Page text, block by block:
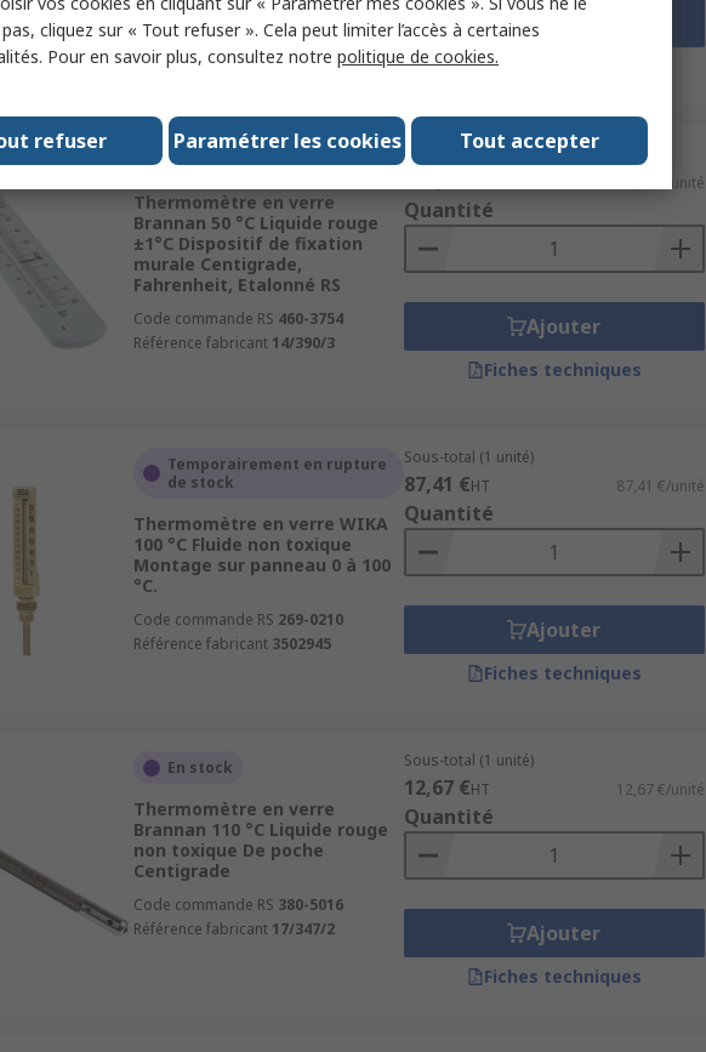
Référence fabricant
44/800/8 Ajouter
Fiches techniques
En stock
Thermomètre en verre
Brannan 50 °C Liquide rouge
±1°C Dispositif de fixation
murale Centigrade,
Fahrenheit, Etalonné RS
Code commande RS 460-3754
Référence fabricant 14/390/3
Sous-total (1 unité)
123,48 €/unité
Quantité
Ajouter
Fiches techniques
Temporairement en rupture
de stock
Thermomètre en verre WIKA
100 °C Fluide non toxique
Montage sur panneau 0 à 100
°C.
Code commande RS 269-0210
Référence fabricant 3502945
Sous-total (1 unité)
87,41 €HT 87,41 €/unité
Quantité
Ajouter
Fiches techniques
En stock
Thermomètre en verre
Brannan 110 °C Liquide rouge
non toxique De poche
Centigrade
Code commande RS 380-5016
Référence fabricant 17/347/2
Sous-total (1 unité)
12,67 €HT 12,67 €/unité
Quantité
Ajouter
Fiches techniques
cliquez sur « Tout refuser ». Cela peut limiter l’accès à certaines
Pour en savoir plus, consultez notre politique de cookies.
Tout accepter
Paramétrer les cookies
refuser